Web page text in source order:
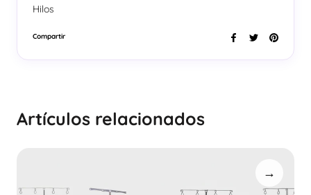
Hilos
Compartir
Artículos relacionados
→